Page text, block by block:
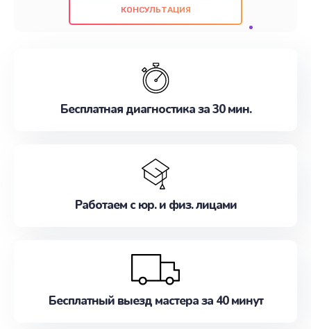
проведенных работ. Наша цель - предоставить
наилучшим образом. Не медлите записаться на
КОНСУЛЬТАЦИЯ
Бесплатная диагностика за 30 мин.
Работаем с юр. и физ. лицами
Бесплатный выезд мастера за 40 минут